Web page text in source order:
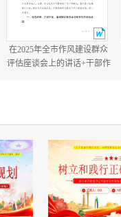
在2025年全市作风建设群众
评估座谈会上的讲话+干部作